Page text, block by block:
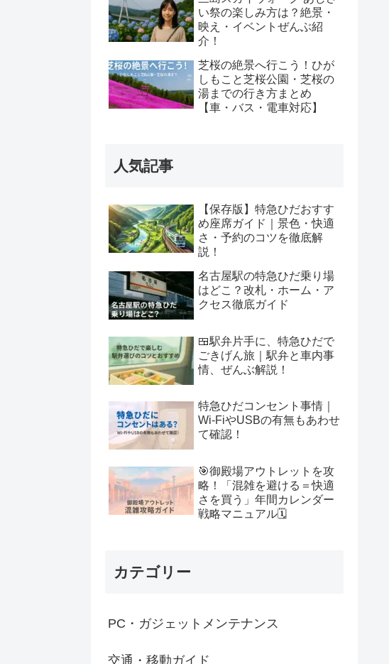
い祭の楽しみ方は？絶景・
映え・イベントぜんぶ紹
介！
芝桜の絶景へ行こう！ひが
しもこと芝桜公園・芝桜の
湯までの行き方まとめ
【車・バス・電車対応】
人気記事
【保存版】特急ひだおすす
め座席ガイド｜景色・快適
さ・予約のコツを徹底解
説！
名古屋駅の特急ひだ乗り場
はどこ？改札・ホーム・ア
クセス徹底ガイド
🍱駅弁片手に、特急ひだで
ごきげん旅｜駅弁と車内事
情、ぜんぶ解説！
特急ひだコンセント事情｜
Wi-FiやUSBの有無もあわせ
て確認！
🎯御殿場アウトレットを攻
略！「混雑を避ける＝快適
さを買う」年間カレンダー
戦略マニュアル🗓
カテゴリー
PC・ガジェットメンテナンス
交通・移動ガイド